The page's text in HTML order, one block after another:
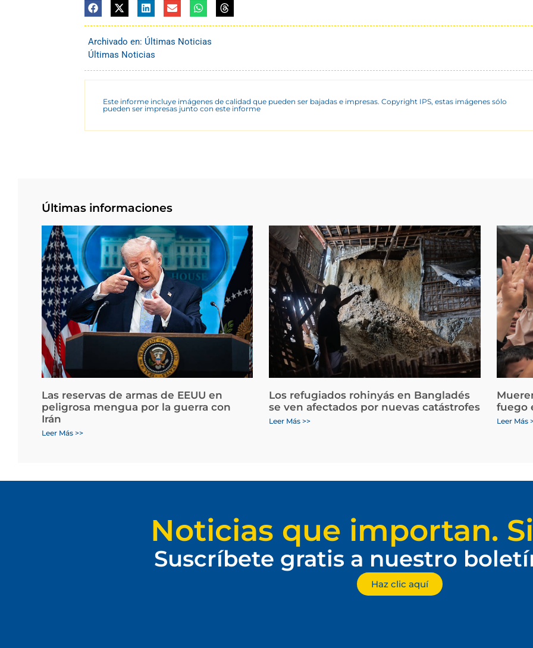
Archivado en: Últimas Noticias
Últimas Noticias
Este informe incluye imágenes de calidad que pueden ser bajadas e impresas. Copyright IPS, estas imágenes sólo
pueden ser impresas junto con este informe
Últimas informaciones
Las reservas de armas de EEUU en
peligrosa mengua por la guerra con
Irán
Leer Más >>
Los refugiados rohinyás en Bangladés
se ven afectados por nuevas catástrofes
Leer Más >>
fuego
Leer Más
Noticias que importan.
Suscríbete gratis a nuestro
Haz clic aquí